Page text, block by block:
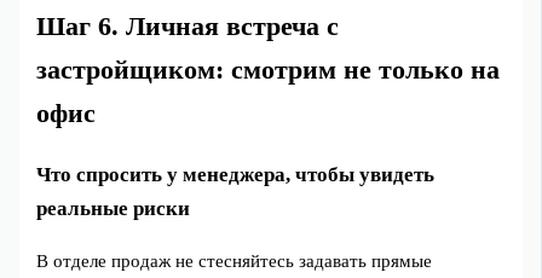
Шаг 6. Личная встреча с
застройщиком: смотрим не только на
офис
Что спросить у менеджера, чтобы увидеть
реальные риски
В отделе продаж не стесняйтесь задавать прямые